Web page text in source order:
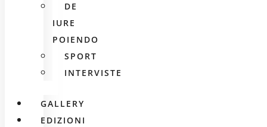
DE
IURE
POIENDO
SPORT
INTERVISTE
GALLERY
EDIZIONI